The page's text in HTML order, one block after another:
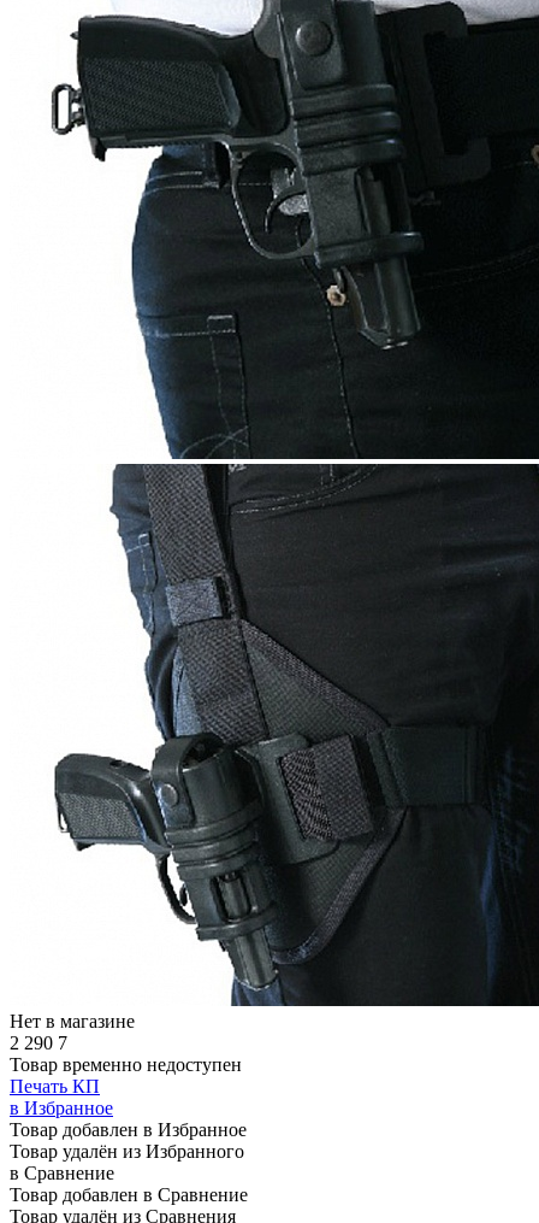
Нет в магазине
2 290 7
Товар временно недоступен
Печать КП
в Избранное
Товар добавлен в Избранное
Товар удалён из Избранного
в Сравнение
Товар добавлен в Сравнение
Товар удалён из Сравнения